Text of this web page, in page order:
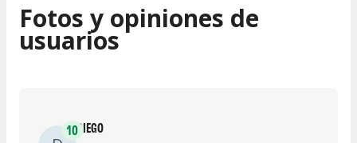
Fotos y opiniones de
usuarios
10DIEGO